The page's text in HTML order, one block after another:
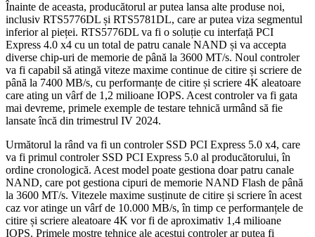
Înainte de aceasta, producătorul ar putea lansa alte produse noi,
inclusiv RTS5776DL și RTS5781DL, care ar putea viza segmentul
inferior al pieței. RTS5776DL va fi o soluție cu interfață PCI
Express 4.0 x4 cu un total de patru canale NAND și va accepta
diverse chip-uri de memorie de până la 3600 MT/s. Noul controler
va fi capabil să atingă viteze maxime continue de citire și scriere de
până la 7400 MB/s, cu performanțe de citire și scriere 4K aleatoare
care ating un vârf de 1,2 milioane IOPS. Acest controler va fi gata
mai devreme, primele exemple de testare tehnică urmând să fie
lansate încă din trimestrul IV 2024.
Următorul la rând va fi un controler SSD PCI Express 5.0 x4, care
va fi primul controler SSD PCI Express 5.0 al producătorului, în
ordine cronologică. Acest model poate gestiona doar patru canale
NAND, care pot gestiona cipuri de memorie NAND Flash de până
la 3600 MT/s. Vitezele maxime susținute de citire și scriere în acest
caz vor atinge un vârf de 10.000 MB/s, în timp ce performanțele de
citire și scriere aleatoare 4K vor fi de aproximativ 1,4 milioane
IOPS. Primele mostre tehnice ale acestui controler ar putea fi